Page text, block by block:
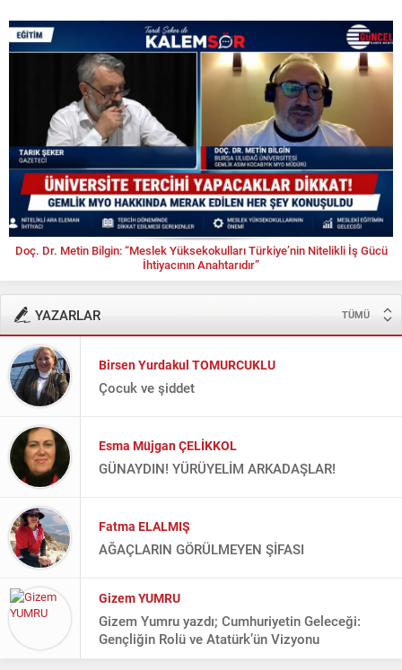
Doç. Dr. Metin Bilgin: “Meslek Yüksekokulları Türkiye’nin Nitelikli İş Gücü
İhtiyacının Anahtarıdır”
YAZARLAR TÜMÜ
Birsen Yurdakul TOMURCUKLU
Çocuk ve şiddet
Esma Müjgan ÇELİKKOL
GÜNAYDIN! YÜRÜYELİM ARKADAŞLAR!
Fatma ELALMIŞ
AĞAÇLARIN GÖRÜLMEYEN ŞİFASI
Gizem YUMRU
Gizem Yumru yazdı; Cumhuriyetin Geleceği:
Gençliğin Rolü ve Atatürk’ün Vizyonu